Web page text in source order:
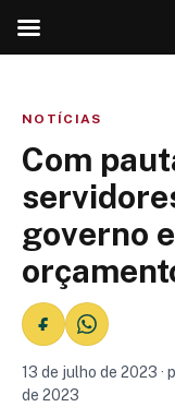
NOTÍCIAS
Com
governo
13 de julho de 2023 ·
de 2023